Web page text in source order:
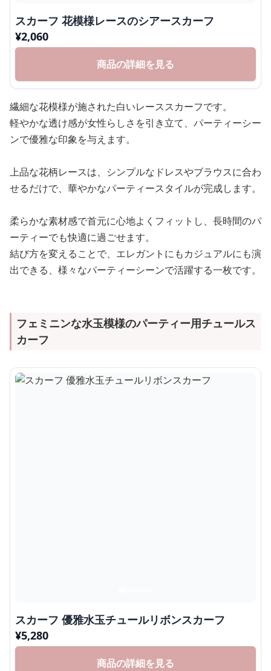
スカーフ 花模様レースのシアースカーフ
¥2,060
商品の詳細を見る
繊細な花模様が施された白いレーススカーフです。
軽やかな透け感が女性らしさを引き立て、パーティーシー
ンで優雅な印象を与えます。
上品な花柄レースは、シンプルなドレスやブラウスに合わ
せるだけで、華やかなパーティースタイルが完成します。
柔らかな素材感で首元に心地よくフィットし、長時間のパ
ーティーでも快適に過ごせます。
結び方を変えることで、エレガントにもカジュアルにも演
出できる、様々なパーティーシーンで活躍する一枚です。
フェミニンな水玉模様のパーティー用チュールス
カーフ
スカーフ 優雅水玉チュールリボンスカーフ
¥5,280
商品の詳細を見る